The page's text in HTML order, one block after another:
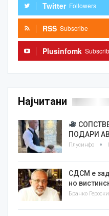
Twitter Followers
RSS Subscribe
Plusinfomk
Најчитани
ПОДАРИ
Плусинфо
СДСМ е
но
Бранко Героски